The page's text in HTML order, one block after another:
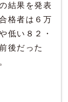
結果を発表
格者は６万
低い８２・
後だった